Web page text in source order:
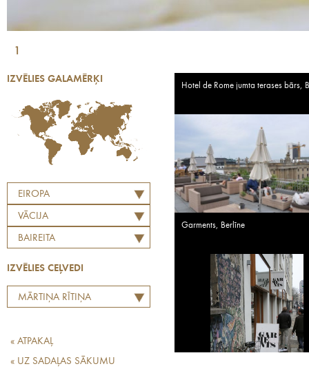
1
IZVĒLIES GALAMĒRĶI
EIROPA
VĀCIJA
BAIREITA
IZVĒLIES CEĻVEDI
MĀRTIŅA RĪTIŅA
« ATPAKAĻ
« UZ SADAĻAS SĀKUMU
Hotel de Rome jumta terases bārs,
Garments, Berlīne